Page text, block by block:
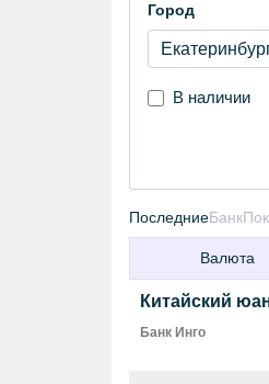
Город
В наличии
ПоследниеБанк
Валюта
Китайский
Банк Инго